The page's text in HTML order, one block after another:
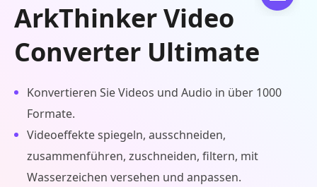
ArkThinker Video
Converter Ultimate
Konvertieren Sie Videos und Audio in über 1000
Formate.
Videoeffekte spiegeln, ausschneiden,
zusammenführen, zuschneiden, filtern, mit
Wasserzeichen versehen und anpassen.